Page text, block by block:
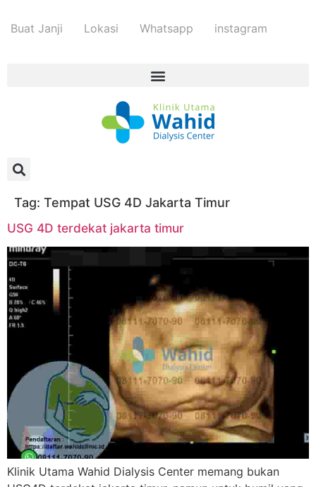
Buat Janji Lokasi Whatsapp instagram
Tag: Tempat USG 4D Jakarta Timur
USG 4D terdekat jakarta timur
Klinik Utama Wahid Dialysis Center memang bukan